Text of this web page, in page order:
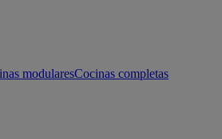
modularesCocinas completas